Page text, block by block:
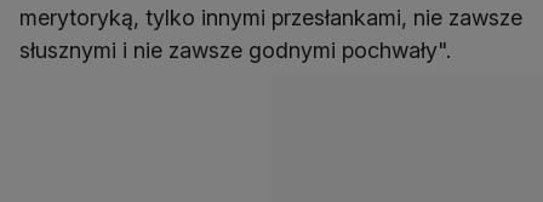
merytoryką, tylko innymi przesłankami, nie zawsze
słusznymi i nie zawsze godnymi pochwały".